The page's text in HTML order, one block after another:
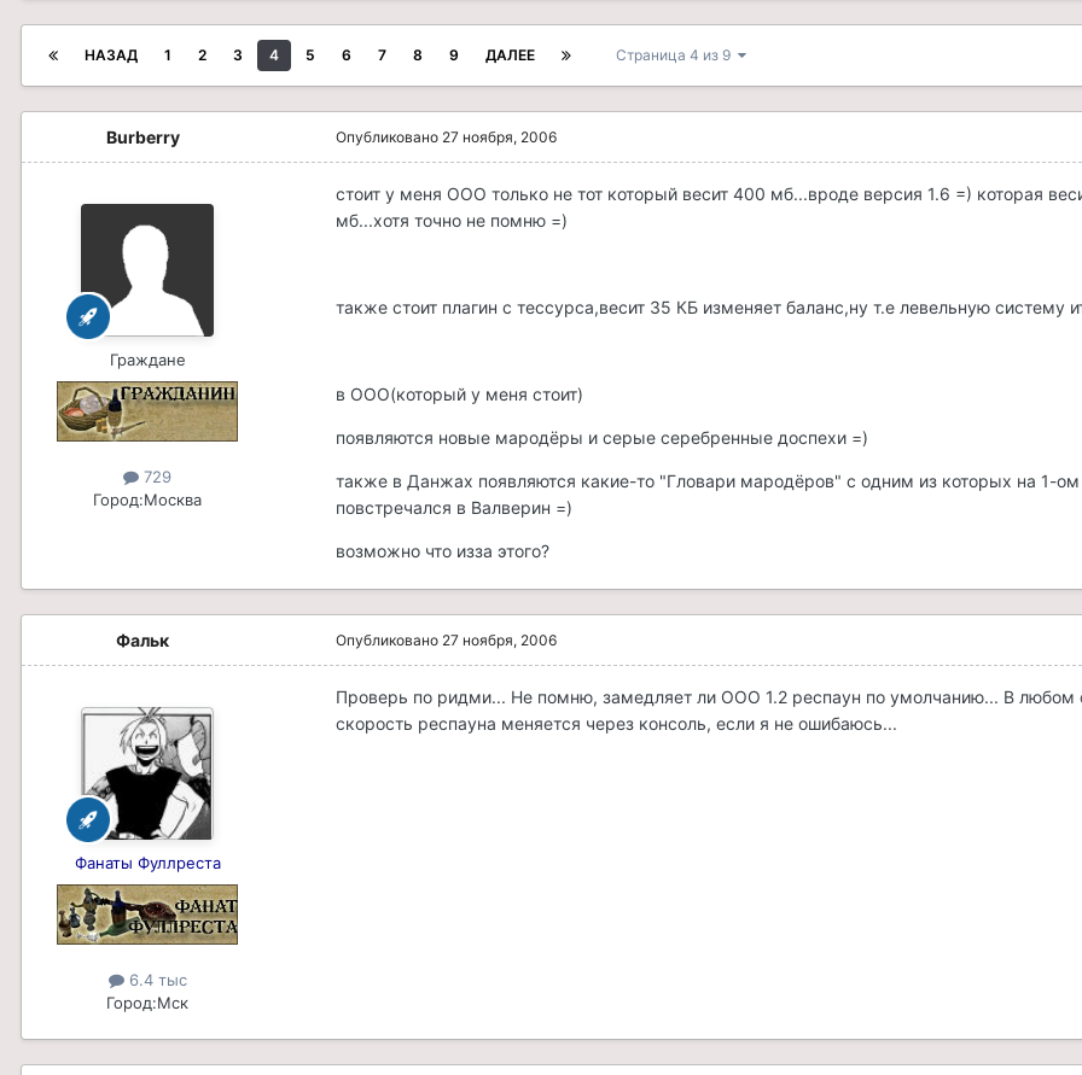
НАЗАД 1 2 3 4 5 6 7 8 9 ДАЛЕЕ Страница 4 из 9
Burberry
Граждане
729
Город:Москва
Опубликовано 27 ноября, 2006
стоит у меня ООО только не тот который весит 400 мб...вроде версия 1.6 =) которая
мб...хотя точно не помню =)
также стоит плагин с тессурса,весит 35 КБ изменяет баланс,ну т.е левельную систему
в ООО(который у меня стоит)
появляются новые мародёры и серые серебренные доспехи =)
также в Данжах появляются какие-то "Гловари мародёров" с одним из которых на 1-ом
повстречался в Валверин =)
возможно что изза этого?
Фальк
Фанаты Фуллреста
6.4 тыс
Город:Мск
Опубликовано 27 ноября, 2006
Проверь по ридми... Не помню, замедляет ли ООО 1.2 респаун по умолчанию... В любом
скорость респауна меняется через консоль, если я не ошибаюсь...